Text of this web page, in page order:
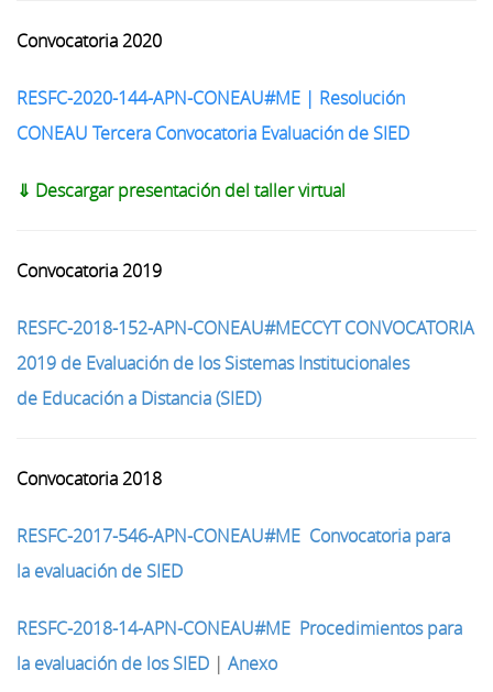
Convocatoria 2020
RESFC-2020-144-APN-CONEAU#ME | Resolución
CONEAU Tercera Convocatoria Evaluación de SIED
⇓ Descargar presentación del taller virtual
Convocatoria 2019
RESFC-2018-152-APN-CONEAU#MECCYT CONVOCATORIA
2019 de Evaluación de los Sistemas Institucionales
de Educación a Distancia (SIED)
Convocatoria 2018
RESFC-2017-546-APN-CONEAU#ME Convocatoria para
la evaluación de SIED
RESFC-2018-14-APN-CONEAU#ME Procedimientos para
la evaluación de los SIED | Anexo